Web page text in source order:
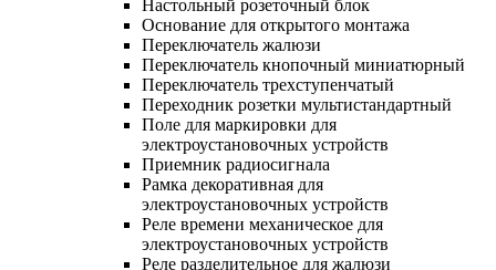
Настольный розеточный блок
Основание для открытого монтажа
Переключатель жалюзи
Переключатель кнопочный миниатюрный
Переключатель трехступенчатый
Переходник розетки мультистандартный
Поле для маркировки для
электроустановочных устройств
Приемник радиосигнала
Рамка декоративная для
электроустановочных устройств
Реле времени механическое для
электроустановочных устройств
Реле разделительное для жалюзи